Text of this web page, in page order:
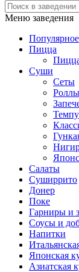
Меню заведения
Популярное
Пицца
Суши
Сеты
Роллы
Салаты
Суширрито
Донер
Поке
Гарниры и
Соусы и
Напитки
Японская
Азиатская